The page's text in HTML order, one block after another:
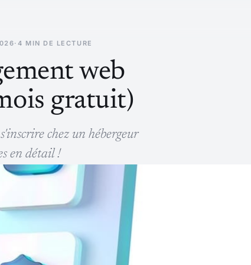
· 4 MIN DE LECTURE
web
gratuit)
chez un hébergeur
en détail !